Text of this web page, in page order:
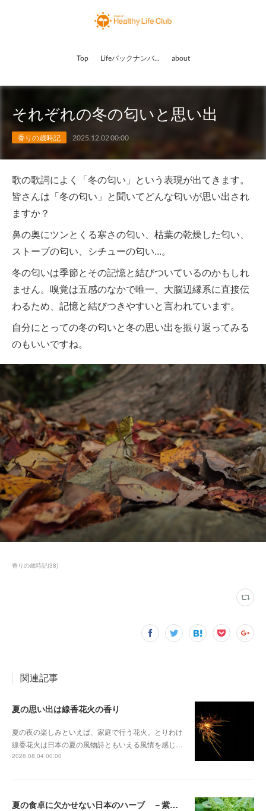
Top Lifeバックナンバー about
それぞれの冬の匂いと思い出
香りの歳時記 2025.12.02 00:00
歌の歌詞によく「冬の匂い」という表現が出てきます。
皆さんは「冬の匂い」と聞いてどんな匂いが思い出され
ますか？
鼻の奥にツンとくる寒さの匂い、枯葉の乾燥した匂い、
ストーブの匂い、シチューの匂い...。
冬の匂いは季節とその記憶と結びついているのかもしれ
ません。嗅覚は五感のなかで唯一、大脳辺縁系に直接伝
わるため、記憶と結びつきやすいと言われています。
自分にとっての冬の匂いと冬の思い出を振り返ってみる
のもいいですね。
香りの歳時記(38)
関連記事
夏の思い出は線香花火の香り
夏の夜の楽しみといえば、家庭で行う花火。とりわけ
線香花火は日本の夏の風物詩ともいえる風情を感じ…
2026.08.04 00:00
夏の食卓に欠かせない日本のハーブ －紫蘇（しそ）－